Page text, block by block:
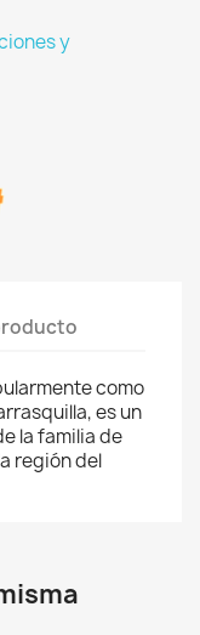
y
como
es un
la familia de
región del